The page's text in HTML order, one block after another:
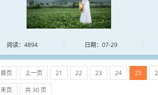
阅读：4894 日期：07-29
首页 上一页 21 22 23 24 25
末页 共 30 页